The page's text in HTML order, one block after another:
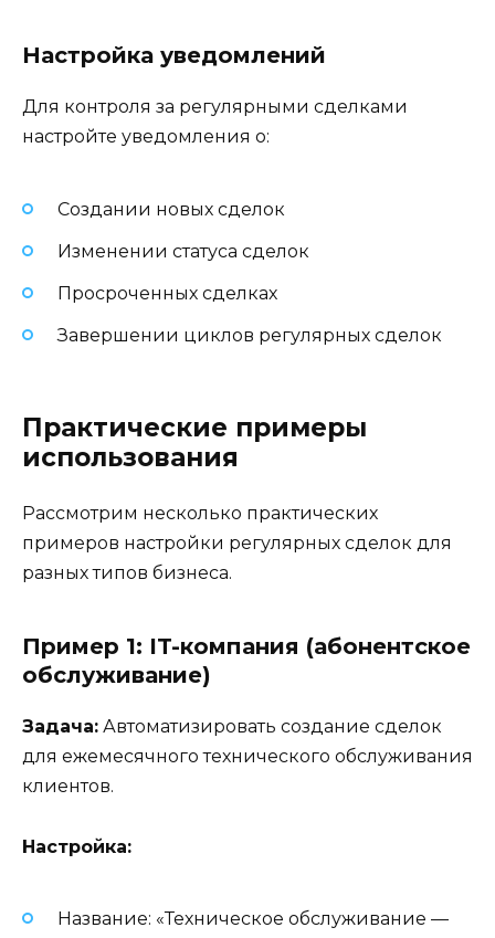
Настройка уведомлений
Для контроля за регулярными сделками
настройте уведомления о:
Создании новых сделок
Изменении статуса сделок
Просроченных сделках
Завершении циклов регулярных сделок
Практические примеры
использования
Рассмотрим несколько практических
примеров настройки регулярных сделок для
разных типов бизнеса.
Пример 1: IT-компания (абонентское
обслуживание)
Задача: Автоматизировать создание сделок
для ежемесячного технического обслуживания
клиентов.
Настройка:
Название: «Техническое обслуживание —